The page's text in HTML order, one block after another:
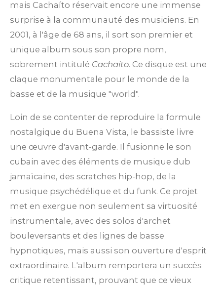
mais Cachaíto réservait encore une immense
surprise à la communauté des musiciens. En
2001, à l'âge de 68 ans, il sort son premier et
unique album sous son propre nom,
sobrement intitulé Cachaíto. Ce disque est une
claque monumentale pour le monde de la
basse et de la musique "world".
Loin de se contenter de reproduire la formule
nostalgique du Buena Vista, le bassiste livre
une œuvre d'avant-garde. Il fusionne le son
cubain avec des éléments de musique dub
jamaïcaine, des scratches hip-hop, de la
musique psychédélique et du funk. Ce projet
met en exergue non seulement sa virtuosité
instrumentale, avec des solos d'archet
bouleversants et des lignes de basse
hypnotiques, mais aussi son ouverture d'esprit
extraordinaire. L'album remportera un succès
critique retentissant, prouvant que ce vieux